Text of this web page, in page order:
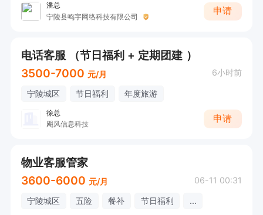
潘总
宁陵县鸣宇网络科技有限公司
申请
电话客服 （节日福利 + 定期团建 ）
3500-7000 元/月 6小时前
宁陵城区 节日福利 年度旅游
徐总
飓风信息科技
申请
物业客服管家
3600-6000 元/月 06-11 00:31
宁陵城区 五险 餐补 节日福利 ...